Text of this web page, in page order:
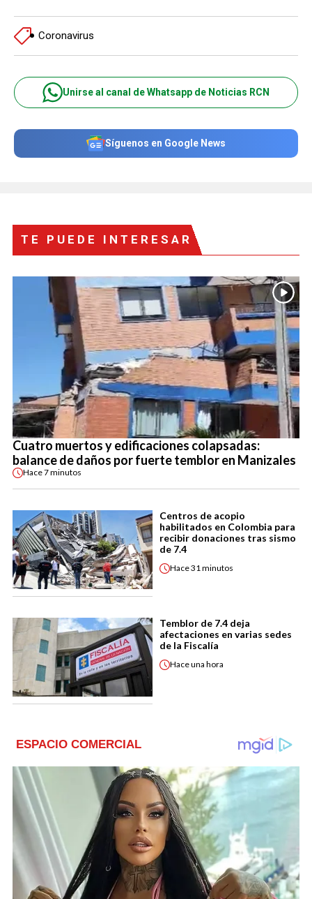
Coronavirus
Unirse al canal de Whatsapp de Noticias RCN
Síguenos en Google News
TE PUEDE INTERESAR
Cuatro muertos y edificaciones colapsadas:
balance de daños por fuerte temblor en Manizales
Hace7 minutos
Centros de acopio
habilitados en Colombia para
recibir donaciones tras sismo
de 7.4
Hace31 minutos
Temblor de 7.4 deja
afectaciones en varias sedes
de la Fiscalía
Haceuna hora